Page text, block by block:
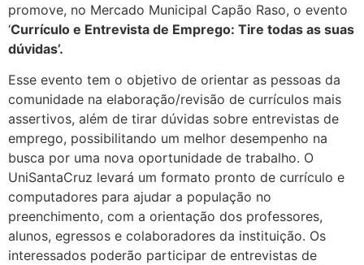
promove, no Mercado Municipal Capão Raso, o evento
‘Currículo e Entrevista de Emprego: Tire todas as suas
dúvidas’.
Esse evento tem o objetivo de orientar as pessoas da
comunidade na elaboração/revisão de currículos mais
assertivos, além de tirar dúvidas sobre entrevistas de
emprego, possibilitando um melhor desempenho na
busca por uma nova oportunidade de trabalho. O
UniSantaCruz levará um formato pronto de currículo e
computadores para ajudar a população no
preenchimento, com a orientação dos professores,
alunos, egressos e colaboradores da instituição. Os
interessados poderão participar de entrevistas de